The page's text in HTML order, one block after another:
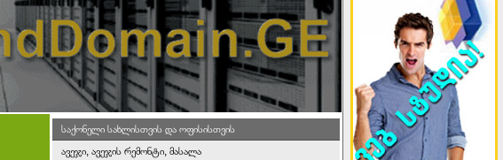
საქონელი სახლისთვის და ოფისისთვის
ავეჯი, ავეჯის რემონტი, მასალა